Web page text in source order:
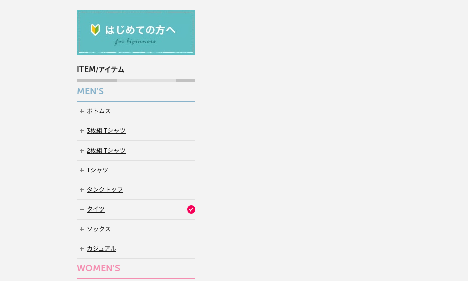
ITEM/アイテム
MEN'S
ボトムス
3枚組 Tシャツ
2枚組 Tシャツ
Tシャツ
タンクトップ
タイツ
ソックス
カジュアル
WOMEN'S